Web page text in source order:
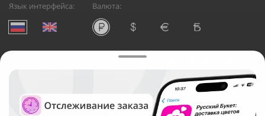
Язык интерфейса: Валюта:
Служба круглосуточной доставки цветов в Москве
Русский Букет, 2026
Общество с ограниченной ответственностью «Технология»
ОГРН: 1195476081745, ИНН: 5410081997